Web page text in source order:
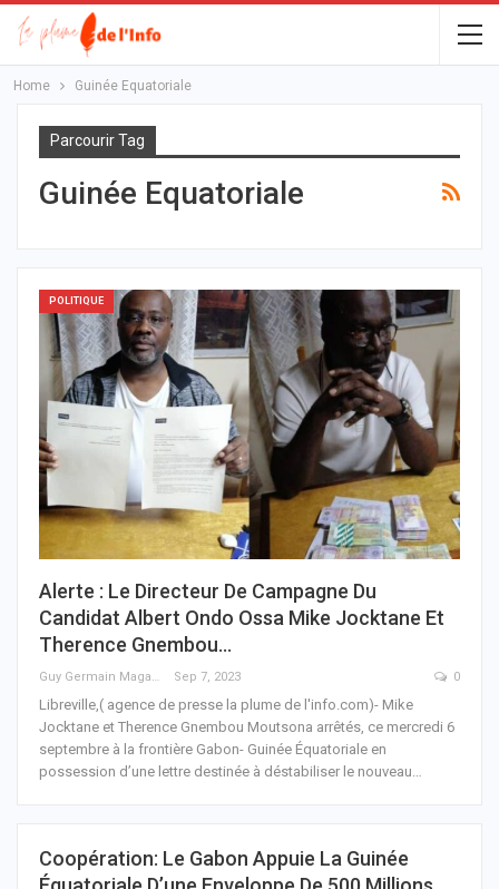
Home Guinée Equatoriale
Parcourir Tag
Guinée Equatoriale
POLITIQUE
Alerte : Le Directeur De Campagne Du
Candidat Albert Ondo Ossa Mike Jocktane Et
Therence Gnembou…
Guy Germain Maganga Nziengui Sep 7, 2023 0
Libreville,( agence de presse la plume de l'info.com)- Mike
Jocktane et Therence Gnembou Moutsona arrêtés, ce mercredi 6
septembre à la frontière Gabon- Guinée Équatoriale en
possession d’une lettre destinée à déstabiliser le nouveau
Coopération: Le Gabon Appuie La Guinée